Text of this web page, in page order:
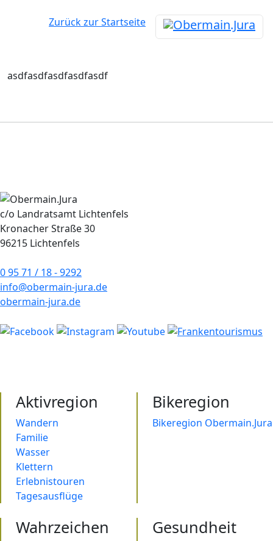
Zurück zur Startseite
asdfasdfasdfasdfasdf
c/o Landratsamt Lichtenfels
Kronacher Straße 30
96215 Lichtenfels
0 95 71 / 18 - 9292
info@obermain-jura.de
obermain-jura.de
Aktivregion
Wandern
Familie
Wasser
Klettern
Erlebnistouren
Tagesausflüge
Bikeregion
Bikeregion Obermain.Jura
Wahrzeichen Gesundheit